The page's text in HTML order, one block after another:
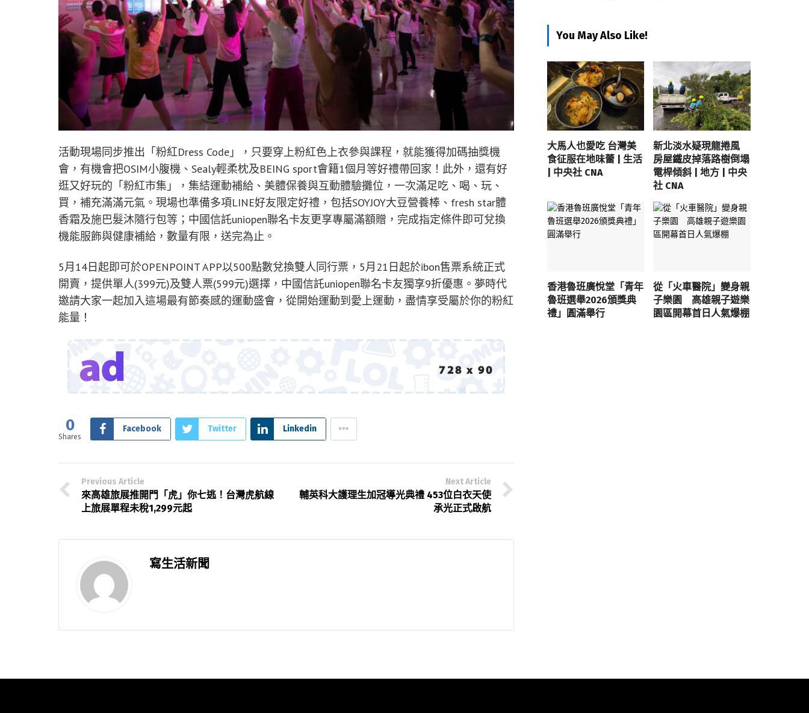
活動現場同步推出「粉紅Dress Code」，只要穿上粉紅色上衣參與課程，就能獲得加碼抽獎機
會，有機會把OSIM小腹機、Sealy輕柔枕及BEING sport會籍1個月等好禮帶回家！此外，還有好
逛又好玩的「粉紅市集」，集結運動補給、美體保養與互動體驗攤位，一次滿足吃、喝、玩、
買，補充滿滿元氣。現場也準備多項LINE好友限定好禮，包括SOYJOY大豆營養棒、fresh star體
香霜及施巴髮沐隨行包等；中國信託uniopen聯名卡友更享專屬滿額贈，完成指定條件即可兌換
機能服飾與健康補給，數量有限，送完為止。
5月14日起即可於OPENPOINT APP以500點數兌換雙人同行票，5月21日起於ibon售票系統正式
開賣，提供單人(399元)及雙人票(599元)選擇，中國信託uniopen聯名卡友獨享9折優惠。夢時代
邀請大家一起加入這場最有節奏感的運動盛會，從開始運動到愛上運動，盡情享受屬於你的粉紅
能量！
0
Shares
Facebook Twitter Linkedin
Previous Article
來高雄旅展推開門「虎」你七逃！台灣虎航線
上旅展單程未稅1,299元起
Next Article
輔英科大護理生加冠導光典禮 453位白衣天使
承光正式啟航
寫生活新聞
You May Also Like!
大馬人也愛吃 台灣美
食征服在地味蕾 | 生活
| 中央社 CNA
新北淡水疑現龍捲風
房屋鐵皮掉落路樹倒塌
電桿傾斜 | 地方 | 中央
社 CNA
香港魯班廣悅堂「青年
魯班選舉2026頒獎典
禮」圓滿舉行
從「火車醫院」變身親
子樂園 高雄親子遊樂
園區開幕首日人氣爆棚